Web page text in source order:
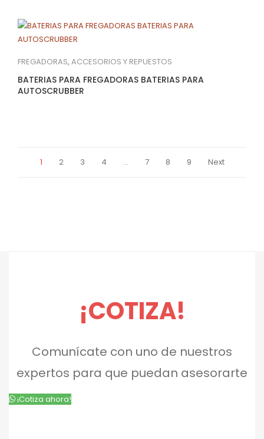
FREGADORAS, ACCESORIOS Y REPUESTOS
BATERIAS PARA FREGADORAS BATERIAS PARA
AUTOSCRUBBER
1 2 3 4 … 7 8 9 Next
¡COTIZA!
Comunícate con uno de nuestros
expertos para que puedan asesorarte
¡Cotiza ahora!